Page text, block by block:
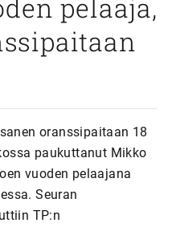
pelaaja,
oranssipaitaan 18
paukuttanut Mikko
vuoden pelaajana
Seuran
TP:n